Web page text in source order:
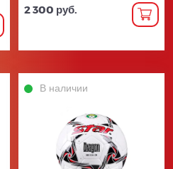
2 300 руб.
В наличии